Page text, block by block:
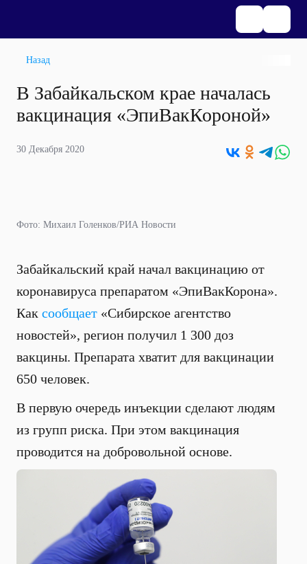
Назад
В Забайкальском крае началась
вакцинация «ЭпиВакКороной»
30 Декабря 2020
Фото: Михаил Голенков/РИА Новости
Забайкальский край начал вакцинацию от
коронавируса препаратом «ЭпиВакКорона».
Как сообщает «Сибирское агентство
новостей», регион получил 1 300 доз
вакцины. Препарата хватит для вакцинации
650 человек.
В первую очередь инъекции сделают людям
из групп риска. При этом вакцинация
проводится на добровольной основе.